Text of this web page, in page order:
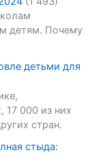
детям. Почему
детьми для
17 000 из них
стран.
стыда: